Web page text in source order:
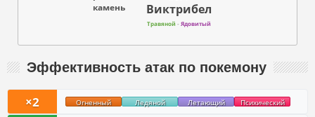
камень
Виктрибел
Травяной- Ядовитый
Эффективность атак по покемону
×2 Огненный Ледяной Летающий Психический